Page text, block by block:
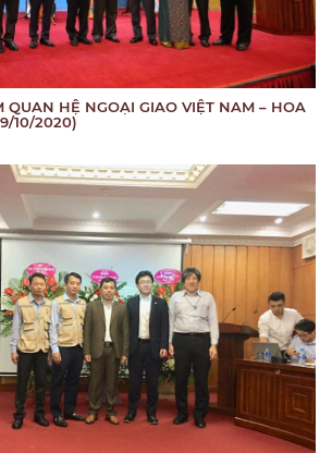
QUAN HỆ NGOẠI GIAO VIỆT NAM – HOA
10/2020)